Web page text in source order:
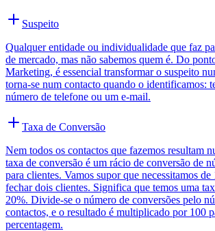
Suspeito
Qualquer entidade ou individualidade que faz
de mercado, mas não sabemos quem é. Do
Marketing, é essencial transformar o suspeito
torna-se num contacto quando o identificamos:
número de telefone ou um e-mail.
Taxa de Conversão
Nem todos os contactos que fazemos resultam
taxa de conversão é um rácio de conversão de
para clientes. Vamos supor que necessitamos de
fechar dois clientes. Significa que temos uma
20%. Divide-se o número de conversões pelo
contactos, e o resultado é multiplicado por 100
percentagem.